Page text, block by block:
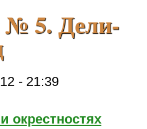
5. Дели-
- 21:39
окрестностях